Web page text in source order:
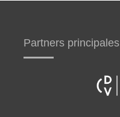
Partners principales